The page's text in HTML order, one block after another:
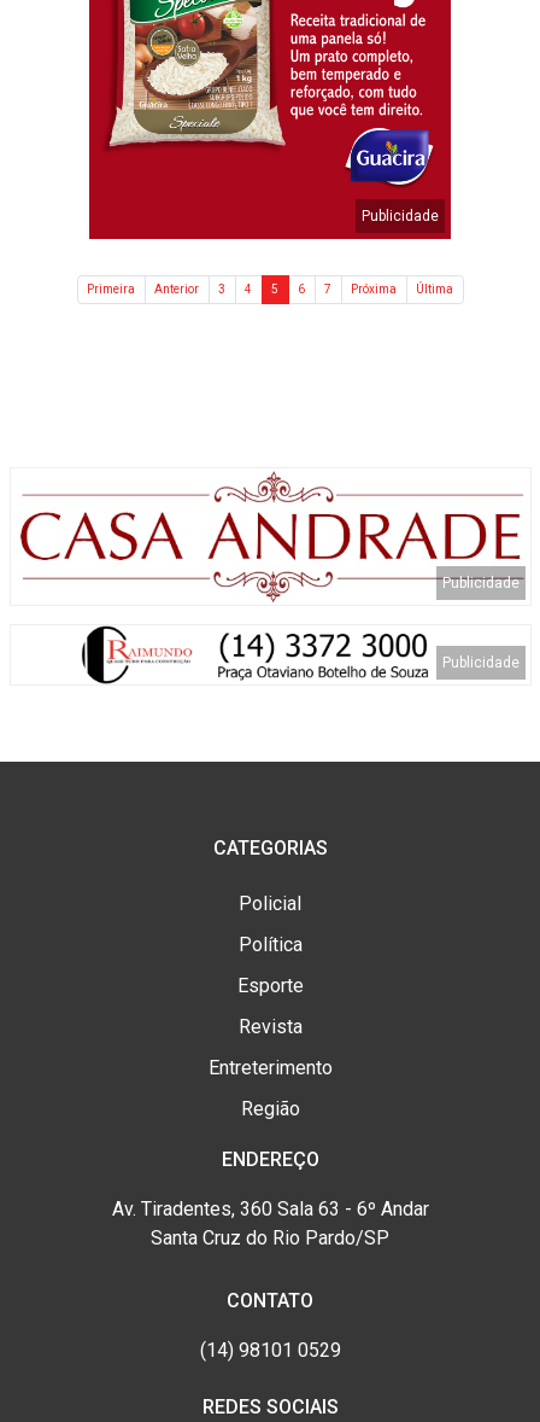
Primeira Anterior 3 4 5 6 7 Próxima Última
CATEGORIAS
Policial
Política
Esporte
Revista
Entreterimento
Região
ENDEREÇO
Av. Tiradentes, 360 Sala 63 - 6º Andar
Santa Cruz do Rio Pardo/SP
CONTATO
(14) 98101 0529
REDES SOCIAIS